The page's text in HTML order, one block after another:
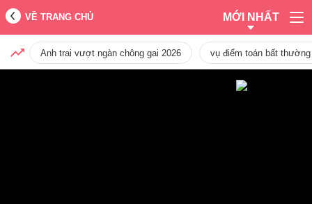
VỀ TRANG CHỦ MỚI NHẤT
Anh trai vượt ngàn chông gai 2026 vụ điểm toán bất